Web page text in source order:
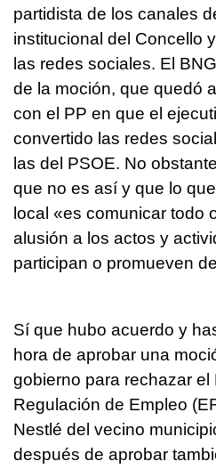
partidista de los canales
institucional del Concello
las redes sociales. El
de la moción, que quedó
con el PP en que el
convertido las redes
las del PSOE. No
que no es así y que lo
local «es comunicar todo
alusión a los actos y
participan o promueven
Sí que hubo acuerdo y
hora de aprobar una
gobierno para rechazar el
Regulación de Empleo
Nestlé del vecino
después de aprobar